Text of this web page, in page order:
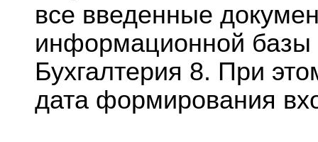
все введенные
информационной
Бухгалтерия 8. При
дата формирования